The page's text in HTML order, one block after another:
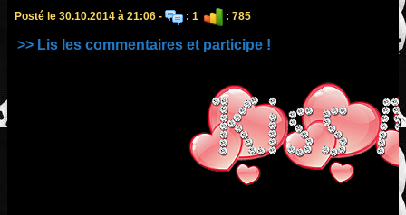
Posté le 30.10.2014 à 21:06 - : 1 : 785
>> Lis les commentaires et participe !